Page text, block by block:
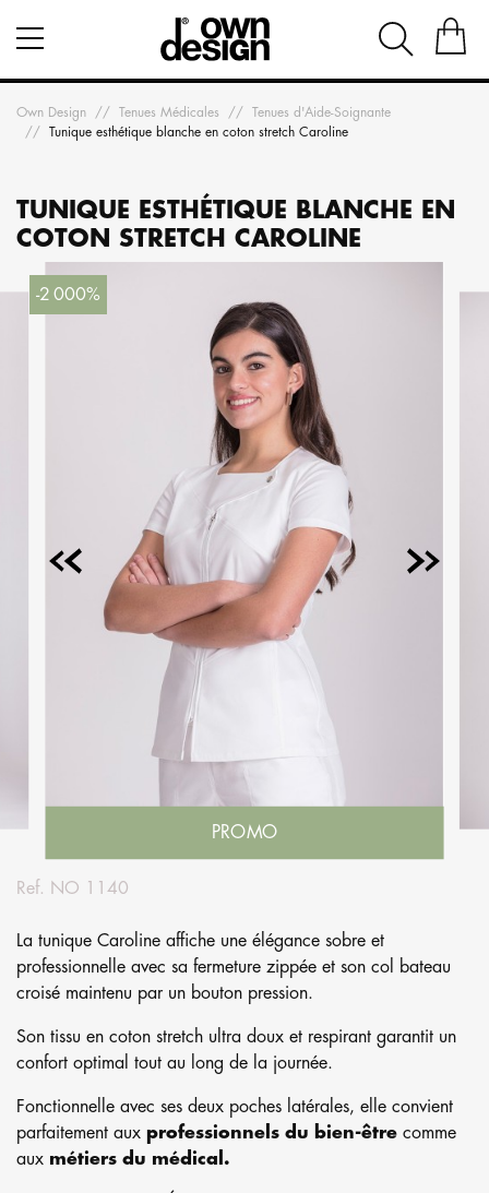
Own Design Tenues Médicales
Tenues d'Aide-Soignante
Tunique esthétique blanche en coton stretch Caroline
TUNIQUE ESTHÉTIQUE BLANCHE EN
COTON STRETCH CAROLINE
-2 000%
PROMO
Ref. NO 1140
La tunique Caroline affiche une élégance sobre et
professionnelle avec sa fermeture zippée et son col bateau
croisé maintenu par un bouton pression.
Son tissu en coton stretch ultra doux et respirant garantit un
confort optimal tout au long de la journée.
Fonctionnelle avec ses deux poches latérales, elle convient
parfaitement aux professionnels du bien-être comme
aux métiers du médical.